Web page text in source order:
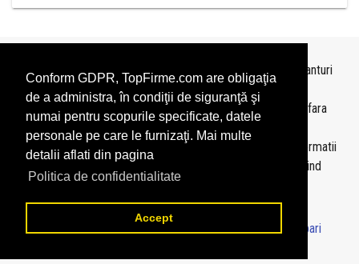
Conform GDPR, TopFirme.com are obligaţia
de a administra, în condiţii de siguranţă şi
numai pentru scopurile specificate, datele
personale pe care le furnizaţi. Mai multe
detalii aflati din pagina
Politica de confidentialitate
Accept
Topurile sunt realizate deTopFirme
pe baza ultimelor bilanturi
depuse si au scop informativ.
Este interzisa folosirea topurilor fara acordul TopFirme si fara
precizarea sursei.
Daca doriti sa achizitionati
topuri personalizate
sau informatii
despre agentii economici va rugam sa ne contactati folosind
sectiunea Contact
© 2026 - TopFirme -Termeni si conditii-Contact-Intrebari